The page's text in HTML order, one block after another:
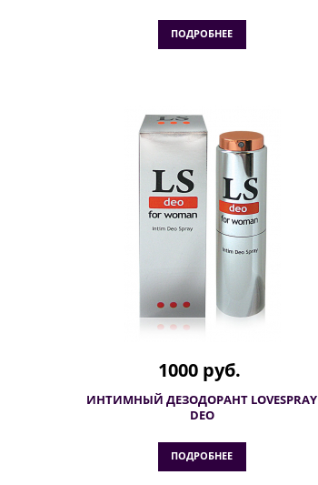
ПОДРОБНЕЕ
1000 руб.
ИНТИМНЫЙ ДЕЗОДОРАНТ LOVESPRAY
DEO
ПОДРОБНЕЕ